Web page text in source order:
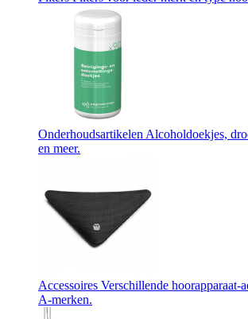
Onderhoudsartikelen Alcoholdoekjes,
en meer.
Accessoires Verschillende hoorapparaat-
A-merken.